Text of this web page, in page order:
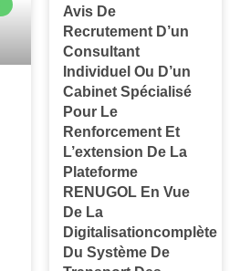
Avis De
Recrutement D’un
Consultant
Individuel Ou D’un
Cabinet Spécialisé
Pour Le
Renforcement Et
L’extension De La
Plateforme
RENUGOL En Vue
De La
Digitalisationcomplète
Du Système De